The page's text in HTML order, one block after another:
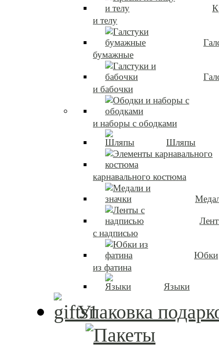
и телу
бумажные
и бабочки
и наборы с ободками
Шляпы
карнавального костюма
с надписью
Юбки
из фатина
Языки
Упаковка